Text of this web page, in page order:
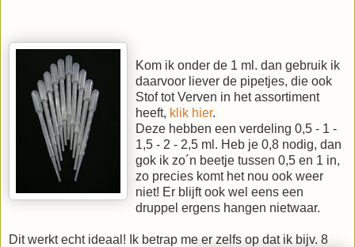
Kom ik onder de 1 ml. dan gebruik ik
daarvoor liever de pipetjes, die ook
Stof tot Verven in het assortiment
heeft, klik hier.
Deze hebben een verdeling 0,5 - 1 -
1,5 - 2 - 2,5 ml. Heb je 0,8 nodig, dan
gok ik zo´n beetje tussen 0,5 en 1 in,
zo precies komt het nou ook weer
niet! Er blijft ook wel eens een
druppel ergens hangen nietwaar.
Dit werkt echt ideaal! Ik betrap me er zelfs op dat ik bijv. 8